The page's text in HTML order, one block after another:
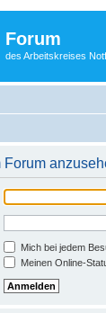
Forum
des Arbeitskreises
Mich bei jedem
Meinen Online-